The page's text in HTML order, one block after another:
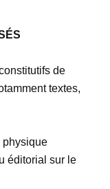
de
textes,
physique
éditorial sur le